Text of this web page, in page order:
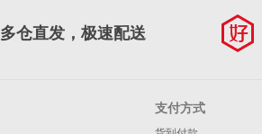
多仓直发，极速配送
支付方式